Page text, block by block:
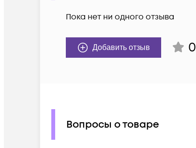
Пока нет ни одного отзыва
Добавить отзыв 0
Вопросы о товаре